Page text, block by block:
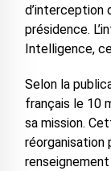
d’interception
présidence.
Intelligence,
Selon la
français le 10
sa mission.
réorganisation